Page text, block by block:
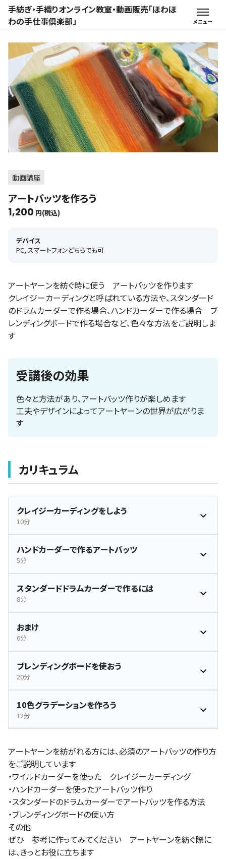
手紡ぎ・手織りオンライン教室・動画販売「ほわほ
わの手仕事倶楽部」
動画講座
アートバッツを作ろう
1,200 円(税込)
デバイス
PC, スマートフォンどちらでも可
アートヤーンを紡ぐ時に使う アートバッツを作ります
クレイジーカーディングと呼ばれている方法や、スタンダード
のドラムカーダーで作る場合、ハンドカーダーで作る場合 ブ
レンディングボードで作る場合など、色々な方法をご説明しま
す
受講後の効果
色々と方法があり、アートバッツ作りが楽しめます
工夫やデザインによってアートヤーンの世界が広がりま
す
カリキュラム
クレイジーカーディングをしよう
10分
ハンドカーダーで作るアートバッツ
5分
スタンダードドラムカーダーで作るには
8分
おまけ
6分
ブレンディングボードを使おう
20分
10色グラデーションを作ろう
12分
アートヤーンを紡がれる方には、必須のアートバッツの作り方
をご説明しています
・ワイルドカーダーを使った クレイジーカーディング
・ハンドカーダーを使ったアートバッツ作り
・スタンダードのドラムカーダーでアートバッツを作る方法
・ブレンディングボードの使い方
その他
ぜひ 参考に作ってみてください アートヤーンを紡ぐ際に
は、きっとお役に立ちます